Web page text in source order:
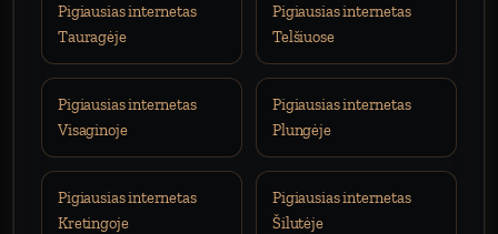
Pigiausias internetas
Tauragėje
Pigiausias internetas
Telšiuose
Pigiausias internetas
Visaginoje
Pigiausias internetas
Plungėje
Pigiausias internetas
Kretingoje
Pigiausias internetas
Šilutėje